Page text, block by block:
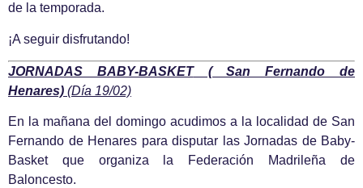
de la temporada.
¡A seguir disfrutando!
JORNADAS BABY-BASKET( San Fernando de
Henares) (Día 19/02)
En la mañana del domingo acudimos a la localidad de San
Fernando de Henares para disputar las Jornadas de Baby-
Basket que organiza la Federación Madrileña de
Baloncesto.